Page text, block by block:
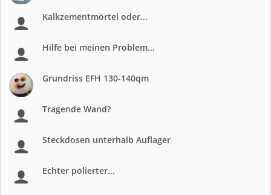
Kalkzementmörtel oder...
Hilfe bei meinen Problem...
Grundriss EFH 130-140qm
Tragende Wand?
Steckdosen unterhalb Auflager
Echter polierter...